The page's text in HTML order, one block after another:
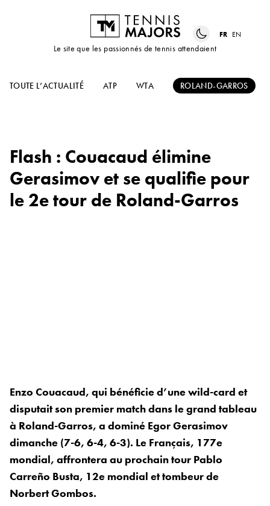
Le site que les passionnés de tennis attendaient
FR EN
TOUTE L’ACTUALITÉ ATP WTA ROLAND-GARROS
Flash : Couacaud élimine
Gerasimov et se qualifie pour
le 2e tour de Roland-Garros
Enzo Couacaud, qui bénéficie d’une wild-card et
disputait son premier match dans le grand tableau
à Roland-Garros, a dominé Egor Gerasimov
dimanche (7-6, 6-4, 6-3). Le Français, 177e
mondial, affrontera au prochain tour Pablo
Carreño Busta, 12e mondial et tombeur de
Norbert Gombos.